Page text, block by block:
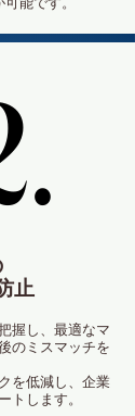
止
握し、最適なマ
のミスマッチを
を低減し、企業
トします。